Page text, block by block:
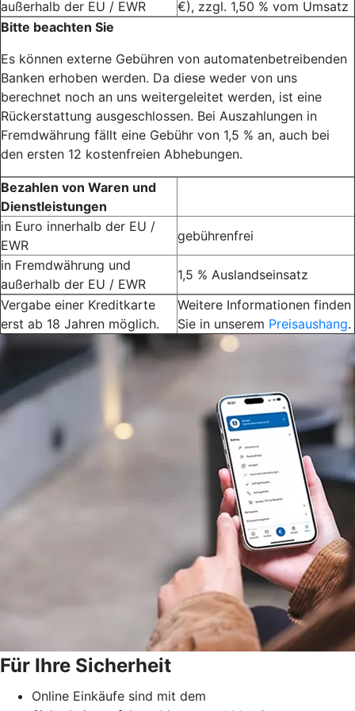
außerhalb der EU / EWR
€), zzgl. 1,50 % vom Umsatz
Bitte beachten Sie
Es können externe Gebühren von automatenbetreibenden
Banken erhoben werden. Da diese weder von uns
berechnet noch an uns weitergeleitet werden, ist eine
Rückerstattung ausgeschlossen. Bei Auszahlungen in
Fremdwährung fällt eine Gebühr von 1,5 % an, auch bei
den ersten 12 kostenfreien Abhebungen.
Bezahlen von Waren und
Dienstleistungen
in Euro innerhalb der EU /
EWR
gebührenfrei
in Fremdwährung und
außerhalb der EU / EWR
1,5 % Auslandseinsatz
Vergabe einer Kreditkarte
erst ab 18 Jahren möglich.
Weitere Informationen finden
Sie in unserem Preisaushang.
Für Ihre Sicherheit
Online Einkäufe sind mit dem